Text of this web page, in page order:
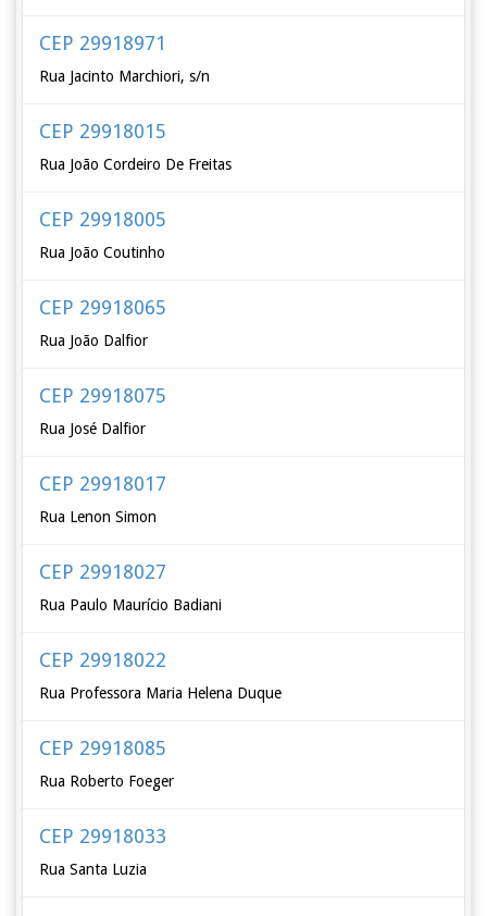
CEP 29918971
Rua Jacinto Marchiori, s/n
CEP 29918015
Rua João Cordeiro De Freitas
CEP 29918005
Rua João Coutinho
CEP 29918065
Rua João Dalfior
CEP 29918075
Rua José Dalfior
CEP 29918017
Rua Lenon Simon
CEP 29918027
Rua Paulo Maurício Badiani
CEP 29918022
Rua Professora Maria Helena Duque
CEP 29918085
Rua Roberto Foeger
CEP 29918033
Rua Santa Luzia